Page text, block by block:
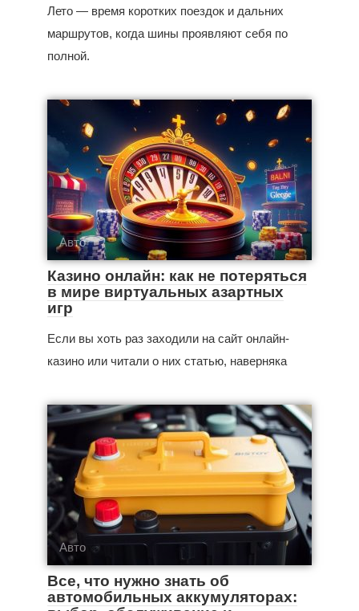
Лето — время коротких поездок и дальних
маршрутов, когда шины проявляют себя по
полной.
Авто
Казино онлайн: как не потеряться
в мире виртуальных азартных
игр
Если вы хоть раз заходили на сайт онлайн-
казино или читали о них статью, наверняка
Авто
Все, что нужно знать об
автомобильных аккумуляторах: